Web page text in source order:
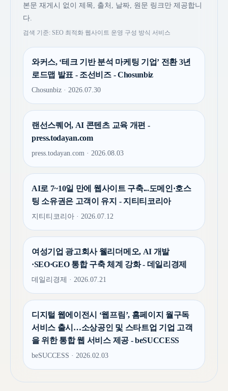
본문 재게시 없이 제목, 출처, 날짜, 원문 링크만 제공합니
다.
검색 기준: SEO 최적화 웹사이트 운영 구성 방식 서비스
와커스, ‘테크 기반 분석 마케팅 기업’ 전환 3년
로드맵 발표 - 조선비즈 - Chosunbiz
Chosunbiz · 2026.07.30
랜선스퀘어, AI 콘텐츠 교육 개편 -
press.todayan.com
press.todayan.com · 2026.08.03
AI로 7~10일 만에 웹사이트 구축...도메인·호스
팅 소유권은 고객이 유지 - 지티티코리아
지티티코리아 · 2026.07.12
여성기업 광고회사 웰리더메오, AI 개발
·SEO·GEO 통합 구축 체계 강화 - 데일리경제
데일리경제 · 2026.07.21
디지털 웹에이전시 ‘웹프림’, 홈페이지 월구독
서비스 출시…소상공인 및 스타트업 기업 고객
을 위한 통합 웹 서비스 제공 - beSUCCESS
beSUCCESS · 2026.02.03